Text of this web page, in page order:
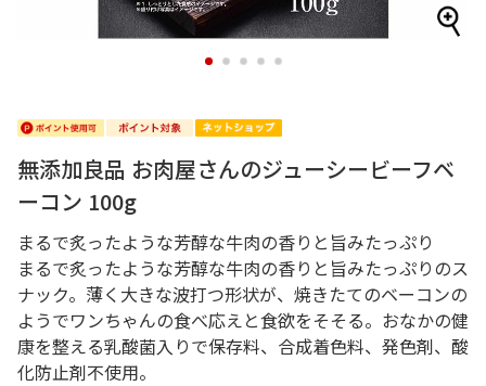
1 2 3 4 5
無添加良品 お肉屋さんのジューシービーフベ
ーコン 100g
まるで炙ったような芳醇な牛肉の香りと旨みたっぷり
まるで炙ったような芳醇な牛肉の香りと旨みたっぷりのス
ナック。薄く大きな波打つ形状が、焼きたてのベーコンの
ようでワンちゃんの食べ応えと食欲をそそる。おなかの健
康を整える乳酸菌入りで保存料、合成着色料、発色剤、酸
化防止剤不使用。